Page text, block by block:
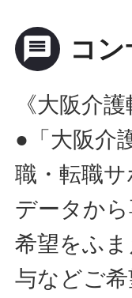
message コ
《大阪介
●「大阪介
職・転職
データか
希望をふ
与などご